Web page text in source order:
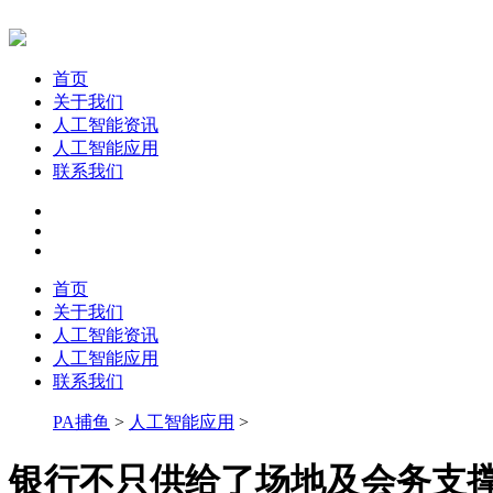
首页
关于我们
人工智能资讯
人工智能应用
联系我们
首页
关于我们
人工智能资讯
人工智能应用
联系我们
PA捕鱼 > 人工智能应用 >
银行不只供给了场地及会务支